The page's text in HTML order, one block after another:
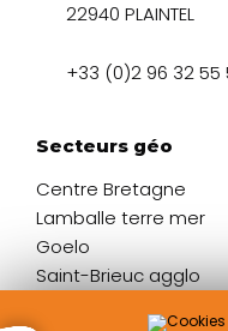
22940 PLAINTEL
+33 (0)2 96 32 55
Secteurs géo
Centre Bretagne
Lamballe terre mer
Goelo
Saint-Brieuc agglo